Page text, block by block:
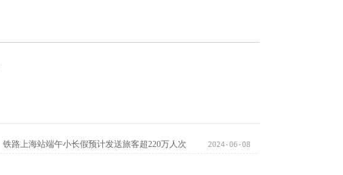
铁路上海站端午小长假预计发送旅客超220万人次 2024-06-08